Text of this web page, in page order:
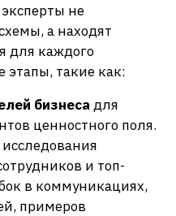
не
а находят
для каждого
этапы, такие как:
бизнеса для
ценностного поля.
и топ-
в коммуникациях,
примеров